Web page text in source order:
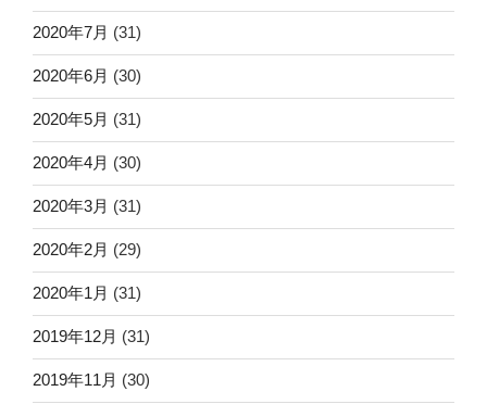
2020年7月 (31)
2020年6月 (30)
2020年5月 (31)
2020年4月 (30)
2020年3月 (31)
2020年2月 (29)
2020年1月 (31)
2019年12月 (31)
2019年11月 (30)